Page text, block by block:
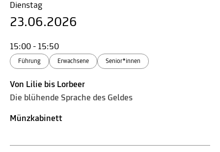
Dienstag
23.06.2026
15:00 - 15:50
Führung Erwachsene Senior*innen
Von Lilie bis Lorbeer
Die blühende Sprache des Geldes
Münzkabinett